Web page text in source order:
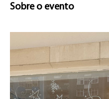
Sobre o evento